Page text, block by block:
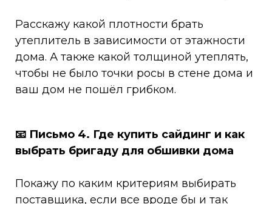
Расскажу какой плотности брать
утеплитель в зависимости от этажности
дома. А также какой толщиной утеплять,
чтобы не было точки росы в стене дома и
ваш дом не пошёл грибком.
📧 Письмо 4. Где купить сайдинг и как
выбрать бригаду для обшивки дома
Покажу по каким критериям выбирать
поставщика, если все вроде бы и так